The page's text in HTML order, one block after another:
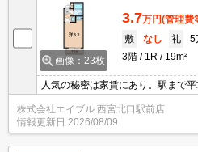
画像：23枚
3.7万円(管理費
敷
なし 礼
5
3階
1R 19m²
人気の秘密は家賃にあり。駅まで
す。室内に洗濯機置き場あります
屋をお探しの方に。お問い合わせ
株式会社エイブル 西宮北口駅前店
情報更新日 2026/08/09